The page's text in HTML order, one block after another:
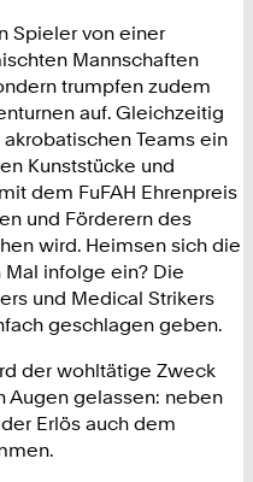
Spieler von einer
Mannschaften
trumpfen zudem
auf. Gleichzeitig
Teams ein
Kunststücke und
dem FuFAH Ehrenpreis
und Förderern des
wird. Heimsen sich die
Mal infolge ein? Die
und Medical Strikers
geschlagen geben.
der wohltätige Zweck
Augen gelassen: neben
Erlös auch dem